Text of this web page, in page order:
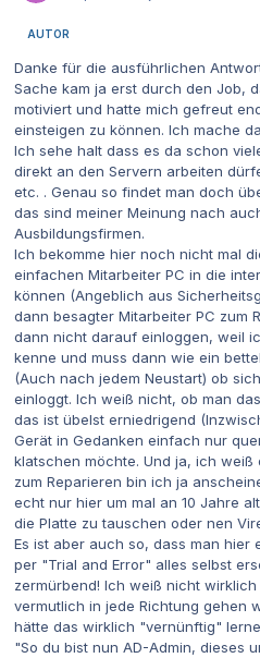
AUTOR
Danke für die ausführlichen
Sache kam ja erst durch den Job,
motiviert und hatte mich gefreut
einsteigen zu können. Ich mache
Ich sehe halt dass es da schon
direkt an den Servern arbeiten
etc. . Genau so findet man doch
das sind meiner Meinung nach
Ausbildungsfirmen.
Ich bekomme hier noch nicht mal
einfachen Mitarbeiter PC in die
können (Angeblich aus
dann besagter Mitarbeiter PC zum
dann nicht darauf einloggen, weil
kenne und muss dann wie ein
(Auch nach jedem Neustart) ob
einloggt. Ich weiß nicht, ob man
das ist übelst erniedrigend
Gerät in Gedanken einfach nur
klatschen möchte. Und ja, ich
zum Reparieren bin ich ja
echt nur hier um mal an 10 Jahre
die Platte zu tauschen oder nen
Es ist aber auch so, dass man hier
per "Trial and Error" alles selbst
zermürbend! Ich weiß nicht
vermutlich in jede Richtung gehen
hätte das wirklich "vernünftig"
"So du bist nun AD-Admin, dieses